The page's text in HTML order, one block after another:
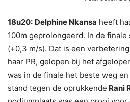
18u20: Delphine Nkansa heeft
100m geprolongeerd. In de finale
(+0,3 m/s). Dat is een
haar PR, gelopen bij het
was in de finale het beste weg
stand tegen de oprukkende Rani